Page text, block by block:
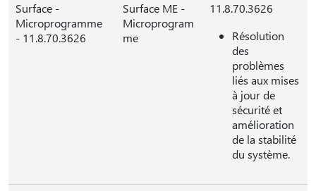
Surface -
Microprogramme
- 11.8.70.3626
Surface ME -
Microprogram
me
11.8.70.3626
Résolution
des
problèmes
liés aux mises
à jour de
sécurité et
amélioration
de la stabilité
du système.